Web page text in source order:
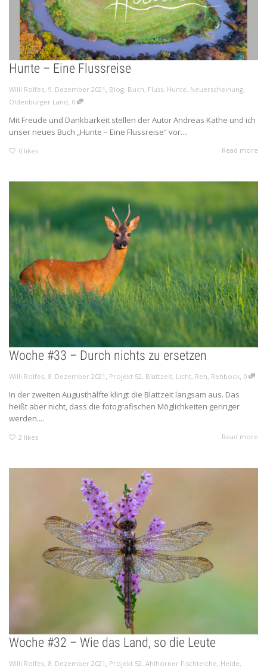
Hunte – Eine Flussreise
Willi Rolfes 9. Dezember 2021 Blog, Buch, Fluss, Hunte, Neuerscheinung,
Oldenburger Land 0
Mit Freude und Dankbarkeit stellen der Autor Andreas Kathe und ich
unser neues Buch „Hunte – Eine Flussreise“ vor....
0 likes Read more
Woche #33 – Durch nichts zu ersetzen
Willi Rolfes, 8. Dezember 2021 , Projekt 52, Blattzeit, Licht, Reh, Rehbock, 0
In der zweiten Augusthälfte klingt die Blattzeit langsam aus. Das
heißt aber nicht, dass die fotografischen Möglichkeiten geringer
werden....
2 likes Read more
Woche #32 – Wie das Land, so die Leute
Willi Rolfes, 8. Dezember 2021 , Projekt 52, Ahlhorner Fischteiche, Heide,